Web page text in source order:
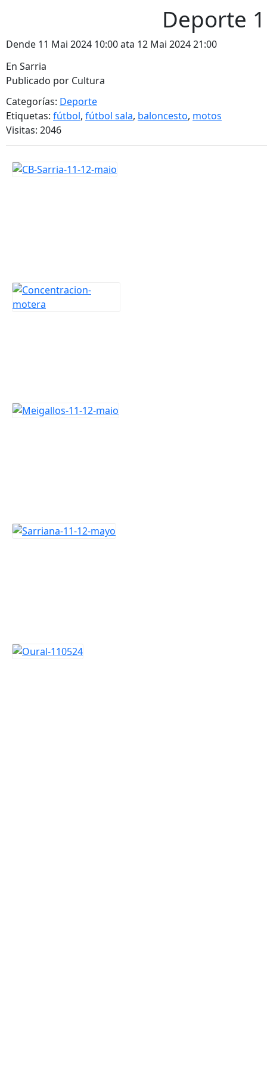
Deporte
Dende 11 Mai 2024 10:00 ata 12 Mai 2024 21:00
En Sarria
Publicado por Cultura
Categorías: Deporte
Etiquetas: fútbol, fútbol sala, baloncesto, motos
Visitas: 2046